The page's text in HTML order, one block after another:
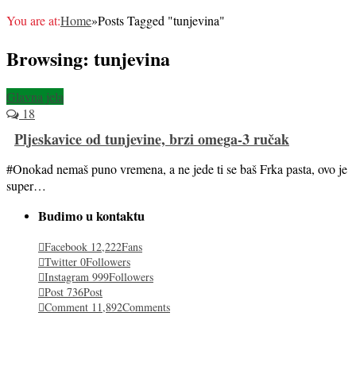
You are at:Home»Posts Tagged "tunjevina"
Browsing: tunjevina
Glavna jela
18
Pljeskavice od tunjevine, brzi omega-3 ručak
#Onokad nemaš puno vremena, a ne jede ti se baš Frka pasta, ovo je
super…
Budimo u kontaktu
Facebook 12,222Fans
Twitter 0Followers
Instagram 999Followers
Post 736Post
Comment 11,892Comments